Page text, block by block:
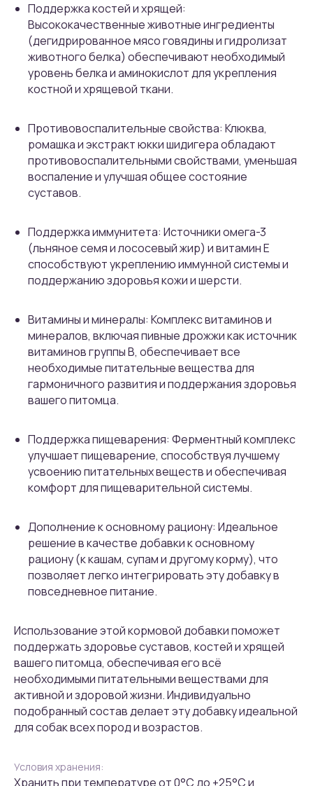
Поддержка костей и хрящей:
Высококачественные животные ингредиенты
(дегидрированное мясо говядины и гидролизат
животного белка) обеспечивают необходимый
уровень белка и аминокислот для укрепления
костной и хрящевой ткани.
Противовоспалительные свойства: Клюква,
ромашка и экстракт юкки шидигера обладают
противовоспалительными свойствами, уменьшая
воспаление и улучшая общее состояние
суставов.
Поддержка иммунитета: Источники омега-3
(льняное семя и лососевый жир) и витамин Е
способствуют укреплению иммунной системы и
поддержанию здоровья кожи и шерсти.
Витамины и минералы: Комплекс витаминов и
минералов, включая пивные дрожжи как источник
витаминов группы В, обеспечивает все
необходимые питательные вещества для
гармоничного развития и поддержания здоровья
вашего питомца.
Поддержка пищеварения: Ферментный комплекс
улучшает пищеварение, способствуя лучшему
усвоению питательных веществ и обеспечивая
комфорт для пищеварительной системы.
Дополнение к основному рациону: Идеальное
решение в качестве добавки к основному
рациону (к кашам, супам и другому корму), что
позволяет легко интегрировать эту добавку в
повседневное питание.
Использование этой кормовой добавки поможет
поддержать здоровье суставов, костей и хрящей
вашего питомца, обеспечивая его всё
необходимыми питательными веществами для
активной и здоровой жизни. Индивидуально
подобранный состав делает эту добавку идеальной
для собак всех пород и возрастов.
Условия хранения:
Хранить при температуре от 0°С до +25°С и